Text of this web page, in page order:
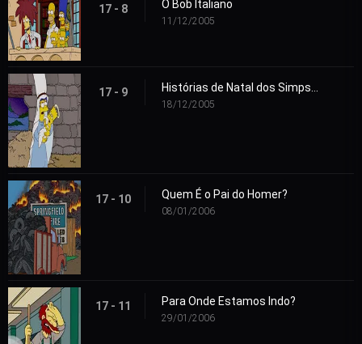
17 - 8 O Bob Italiano
11/12/2005
17 - 9
18/12/2005
17 - 10 Quem É o Pai do Homer?
08/01/2006
17 - 11 Para Onde Estamos Indo?
29/01/2006